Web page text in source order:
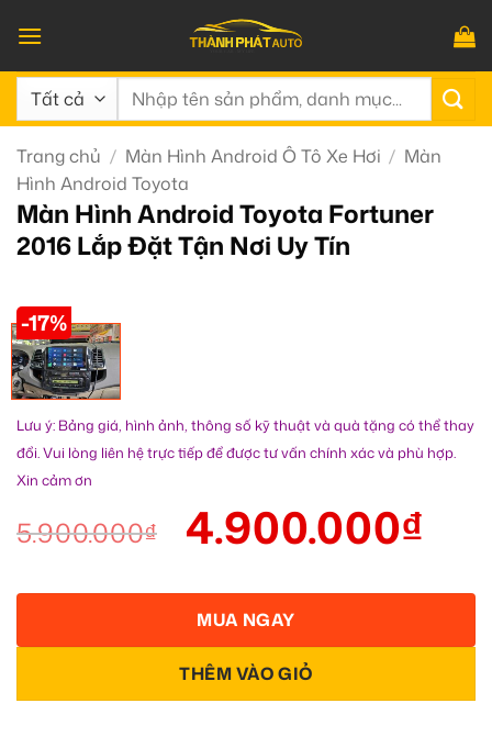
qua
nội
dung
Tìm
Trang chủ / Màn Hình Android Ô Tô Xe Hơi / Màn
Hình Android Toyota
Màn Hình Android Toyota Fortuner
2016 Lắp Đặt Tận Nơi Uy Tín
-17%
Lưu ý: Bảng giá, hình ảnh, thông số kỹ thuật và quà tặng có thể thay
đổi. Vui lòng liên hệ trực tiếp để được tư vấn chính xác và phù hợp.
Xin cảm ơn
5.900.000₫ 4.900.000₫
THÊM VÀO GIỎ
MUA NGAY